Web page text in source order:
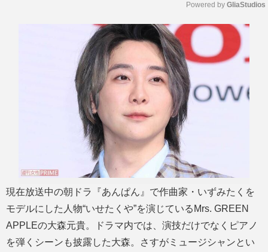
t
e
Powered by GliaStudios
現在放送中の朝ドラ『あんぱん』で作曲家・いずみたくを
モデルにした人物“いせたくや”を演じているMrs. GREEN
APPLEの大森元貴。ドラマ内では、演技だけでなくピアノ
を弾くシーンも披露した大森。さすがミュージシャンとい